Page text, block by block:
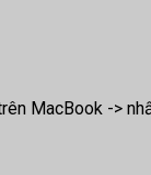
MacBook ->